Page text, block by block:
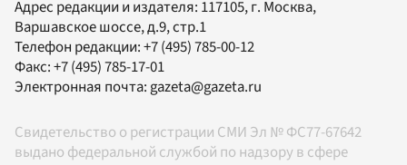
Адрес редакции и издателя: 117105, г. Москва,
Варшавское шоссе, д.9, стр.1
Телефон редакции:+7 (495) 785-00-12
Факс:+7 (495) 785-17-01
Электронная почта: gazeta@gazeta.ru
Свидетельство о регистрации СМИ Эл № ФС77-67642
выдано федеральной службой по надзору в сфере